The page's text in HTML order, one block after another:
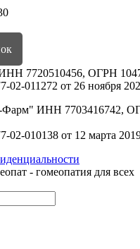
7720510456, ОГРН
011272 от 26 ноября
ИНН 7703416742,
02-010138 от 12 марта
- гомеопатия для всех